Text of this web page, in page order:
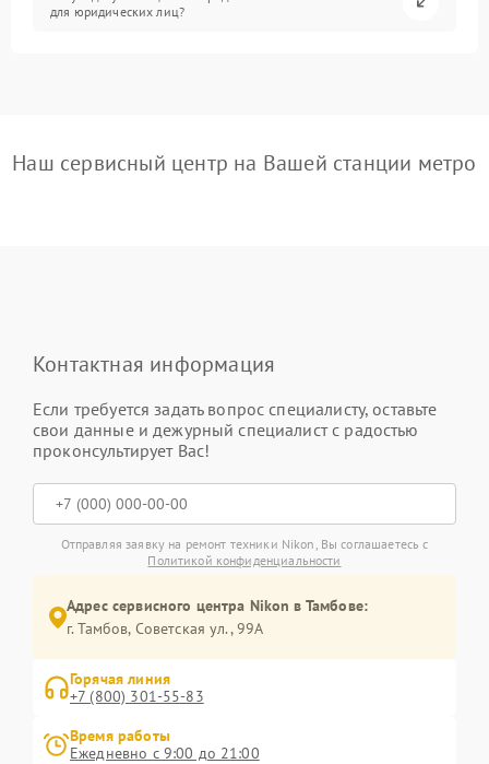
для юридических лиц?
Наш сервисный центр на Вашей станции метро
Контактная информация
Если требуется задать вопрос специалисту, оставьте
свои данные и дежурный специалист с радостью
проконсультирует Вас!
Отправляя заявку на ремонт техники Nikon, Вы соглашаетесь с
Политикой конфиденциальности
Адрес сервисного центра Nikon в Тамбове:
г. Тамбов, Советская ул., 99А
Горячая линия
+7 (800) 301-55-83
Время работы
Ежедневно с 9:00 до 21:00